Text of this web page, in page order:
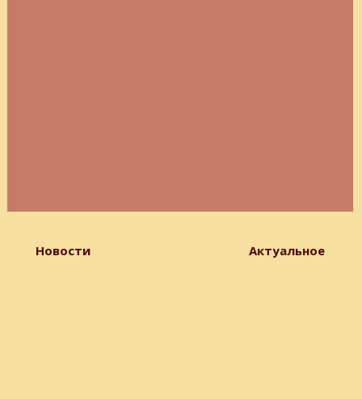
Новости Актуальное